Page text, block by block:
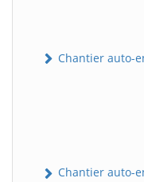
Chantier auto-
Chantier auto-